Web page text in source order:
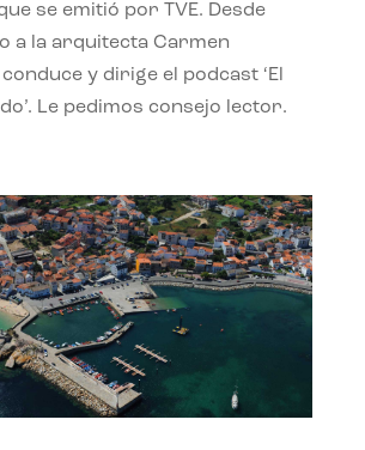
se emitió por TVE. Desde
a la arquitecta Carmen
y dirige el podcast ‘El
Le pedimos consejo lector.